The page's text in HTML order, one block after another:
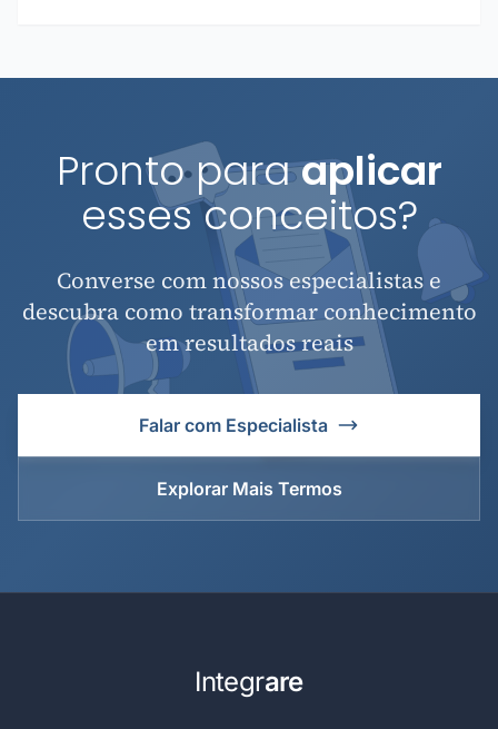
Pronto paraaplicar
esses conceitos?
Converse com nossos especialistas e
descubra como transformar conhecimento
em resultados reais
Falar com Especialista
Explorar Mais Termos
Integrare